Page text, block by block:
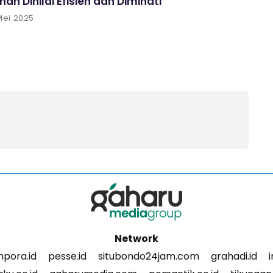
2025
Network
pesse.id situbondo24jam.com grahadi.id